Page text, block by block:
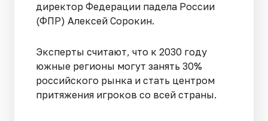
директор Федерации падела России
(ФПР) Алексей Сорокин.
Эксперты считают, что к 2030 году
южные регионы могут занять 30%
российского рынка и стать центром
притяжения игроков со всей страны.